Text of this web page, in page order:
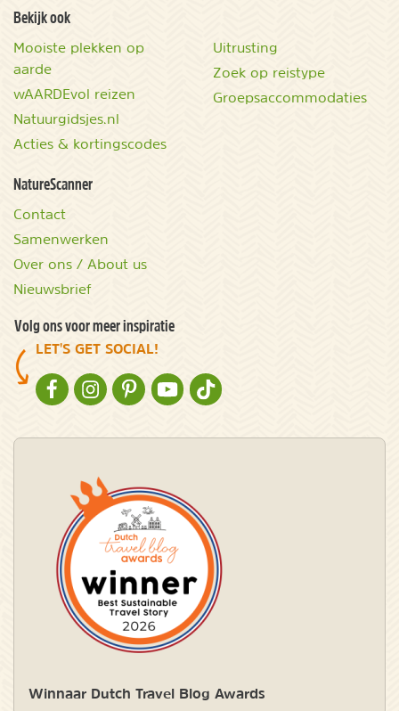
Bekijk ook
Mooiste plekken op
aarde
wAARDEvol reizen
Natuurgidsjes.nl
Acties & kortingscodes
Uitrusting
Zoek op reistype
Groepsaccommodaties
NatureScanner
Contact
Samenwerken
Over ons / About us
Nieuwsbrief
Volg ons voor meer inspiratie
LET'S GET SOCIAL!
NATURESCANNER OP FACEBOOK
NATURESCANNER OP INSTAGRAM
NATURESCANNER OP PINTEREST
NATURESCANNER OP YOUTUBE
NATURESCANNER OP TIKTOK
Winnaar Dutch Travel Blog Awards